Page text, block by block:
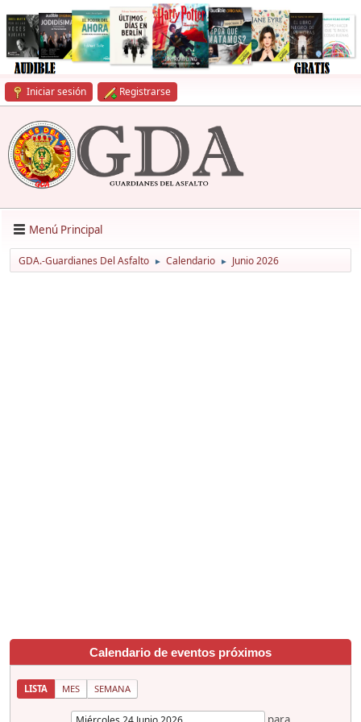
Iniciar sesión Registrarse
Menú Principal
GDA.-Guardianes Del Asfalto ► Calendario ► Junio 2026
Calendario de eventos próximos
LISTA MES SEMANA